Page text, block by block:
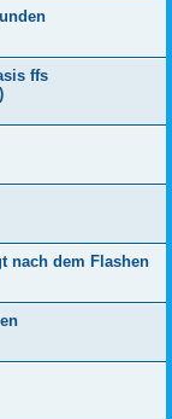
ffs
nach dem Flashen